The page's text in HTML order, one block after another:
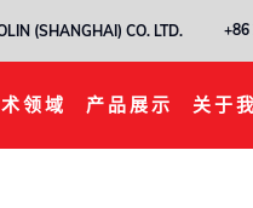
(SHANGHAI) CO. LTD. +86
领域 产品展示 关于